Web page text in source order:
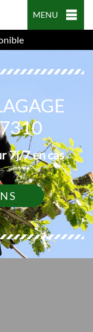
MENU
7j/7 en cas